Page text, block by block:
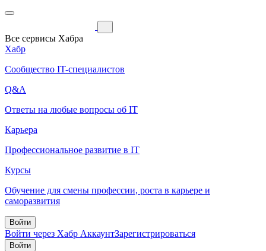
Все сервисы Хабра
Хабр
Сообщество IT-специалистов
Q&A
Ответы на любые вопросы об IT
Карьера
Профессиональное развитие в IT
Курсы
Обучение для смены профессии, роста в карьере и
саморазвития
Войти
Войти через Хабр АккаунтЗарегистрироваться
Войти